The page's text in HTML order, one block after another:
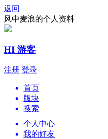
返回
风中麦浪的个人资料
HI 游客
注册 登录
首页
版块
搜索
个人中心
我的好友